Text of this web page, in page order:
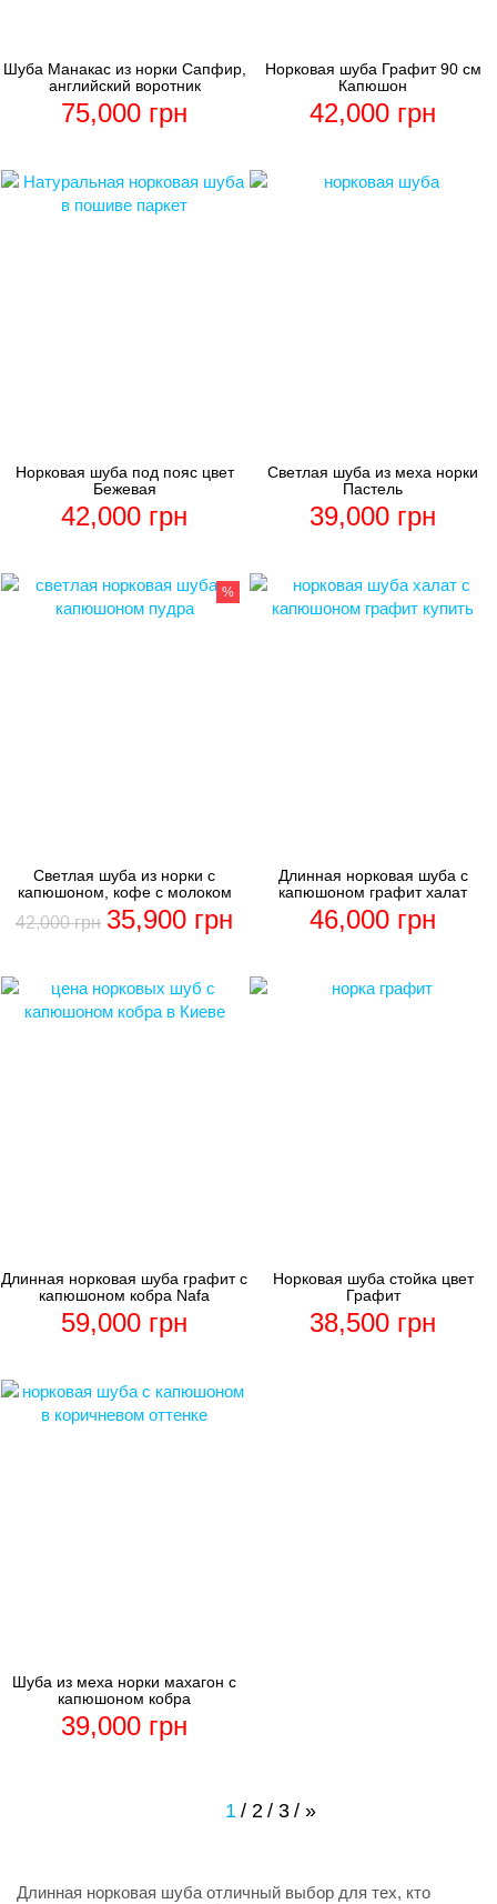
Шуба Манакас из норки Сапфир,
английский воротник
75,000 грн
Норковая шуба Графит 90 см
Капюшон
42,000 грн
Норковая шуба под пояс цвет
Бежевая
42,000 грн
Светлая шуба из меха норки
Пастель
39,000 грн
%
Светлая шуба из норки с
капюшоном, кофе с молоком
42,000грн 35,900 грн
Длинная норковая шуба с
капюшоном графит халат
46,000 грн
Длинная норковая шуба графит с
капюшоном кобра Nafa
59,000 грн
Норковая шуба стойка цвет
Графит
38,500 грн
Шуба из меха норки махагон с
капюшоном кобра
39,000 грн
1 2 3 »
Длинная норковая шуба отличный выбор для тех, кто